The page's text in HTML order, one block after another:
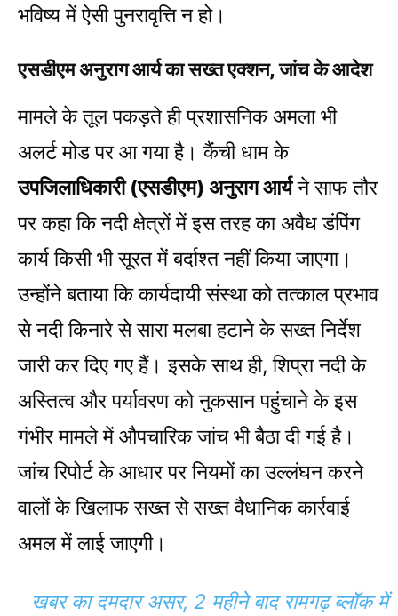
भविष्य में ऐसी पुनरावृत्ति न हो।
एसडीएम अनुराग आर्य का सख्त एक्शन, जांच के आदेश
मामले के तूल पकड़ते ही प्रशासनिक अमला भी
अलर्ट मोड पर आ गया है। कैंची धाम के
उपजिलाधिकारी (एसडीएम) अनुराग आर्यने साफ तौर
पर कहा कि नदी क्षेत्रों में इस तरह का अवैध डंपिंग
कार्य किसी भी सूरत में बर्दाश्त नहीं किया जाएगा।
उन्होंने बताया कि कार्यदायी संस्था को तत्काल प्रभाव
से नदी किनारे से सारा मलबा हटाने के सख्त निर्देश
जारी कर दिए गए हैं। इसके साथ ही, शिप्रा नदी के
अस्तित्व और पर्यावरण को नुकसान पहुंचाने के इस
गंभीर मामले में औपचारिक जांच भी बैठा दी गई है।
जांच रिपोर्ट के आधार पर नियमों का उल्लंघन करने
वालों के खिलाफ सख्त से सख्त वैधानिक कार्रवाई
अमल में लाई जाएगी।
खबर का दमदार असर, 2 महीने बाद रामगढ़ ब्लॉक में